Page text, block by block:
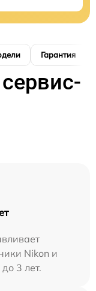
Гарантия
Nikon и
3 лет.